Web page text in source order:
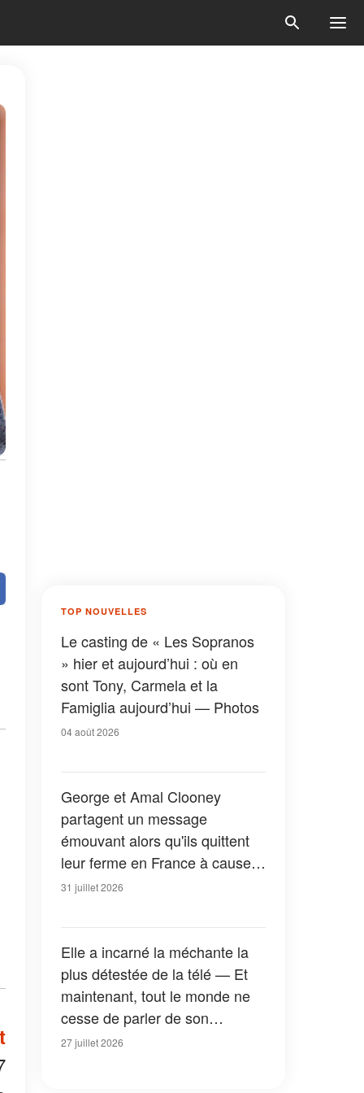
TOP NOUVELLES
Le casting de « Les Sopranos
» hier et aujourd’hui : où en
sont Tony, Carmela et la
Famiglia aujourd’hui — Photos
04 août 2026
George et Amal Clooney
partagent un message
émouvant alors qu'ils quittent
leur ferme en France à cause
des feux de forêt — Tous les
31 juillet 2026
Elle a incarné la méchante la
plus détestée de la télé — Et
maintenant, tout le monde ne
cesse de parler de son
apparition dans la nouvelle
27 juillet 2026